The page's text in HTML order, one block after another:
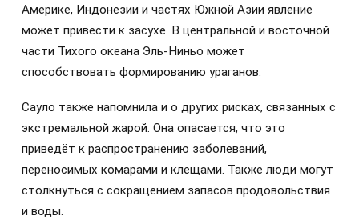
Америке, Индонезии и частях Южной Азии явление
может привести к засухе. В центральной и восточной
части Тихого океана Эль-Ниньо может
способствовать формированию ураганов.
Сауло также напомнила и о других рисках, связанных с
экстремальной жарой. Она опасается, что это
приведёт к распространению заболеваний,
переносимых комарами и клещами. Также люди могут
столкнуться с сокращением запасов продовольствия
и воды.